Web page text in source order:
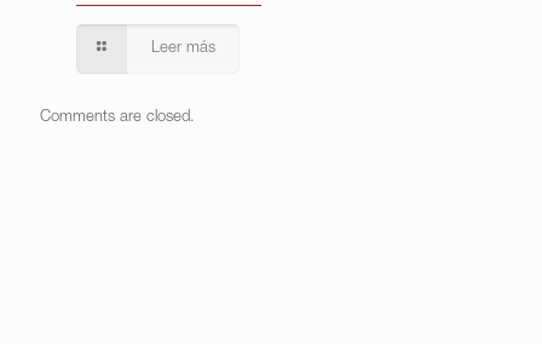
Leer más
Comments are closed.